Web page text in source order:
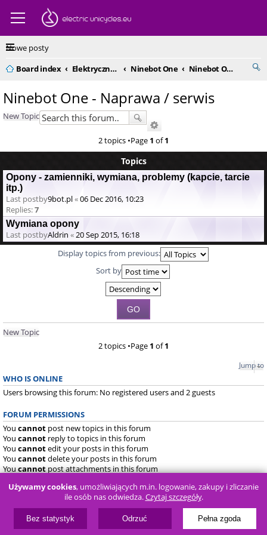
Nowe posty
Board index
Elektryczne monocykle - kompendium Ninebot One Ninebot One - Naprawa / serwis
Ninebot One - Naprawa / serwis
New Topic
2 topics •Page 1 of1
Topics
Opony - zamienniki, wymiana, problemy (kapcie, tarcie
itp.)
Last postby9bot.pl«06 Dec 2016, 10:23
Replies:7
Wymiana opony
Last postbyAldrin «20 Sep 2015, 16:18
Display topics from previous:
Sort by
New Topic
2 topics •Page 1 of1
Jump to
WHO IS ONLINE
Users browsing this forum: No registered users and 2 guests
FORUM PERMISSIONS
You cannot post new topics in this forum
You cannot reply to topics in this forum
You cannotedit your posts in this forum
You cannotdelete your posts in this forum
Youcannotpost attachments in this forum
Board index
FAQ
Powered byphpBB® Forum Software © phpBB Limited
Używamy cookies, umożliwiających m.in. logowanie, zakupy i zliczanie
ile osób nas odwiedza.Czytaj szczegóły.
Bez statystyk Odrzuć Pełna zgoda